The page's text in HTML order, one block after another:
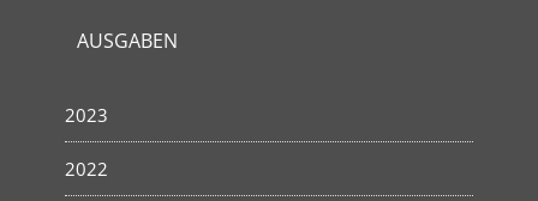
AUSGABEN
2023
2022